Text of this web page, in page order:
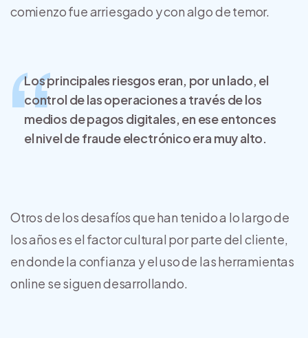
comienzo fue arriesgado y con algo de temor.
Los principales riesgos eran, por un lado, el
control de las operaciones a través de los
medios de pagos digitales, en ese entonces
el nivel de fraude electrónico era muy alto.
Otros de los desafíos que han tenido a lo largo de
los años es el factor cultural por parte del cliente,
en donde la confianza y el uso de las herramientas
online se siguen desarrollando.